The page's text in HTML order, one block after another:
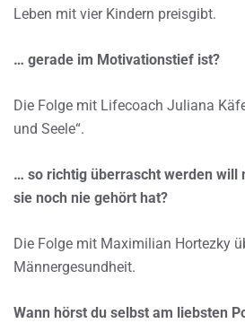
Leben mit vier Kindern preisgibt.
… gerade im Motivationstief ist?
Die Folge mit Lifecoach Juliana
und Seele“.
… so richtig überrascht werden will
sie noch nie gehört hat?
Die Folge mit Maximilian Hortezky
Männergesundheit.
Wann hörst du selbst am liebsten